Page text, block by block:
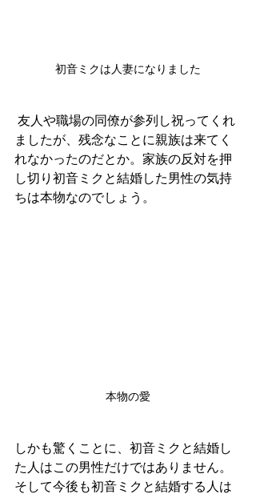
初音ミクは人妻になりました
ましたが、残念なことに親族は来てく
れなかったのだとか。家族の反対を押
し切り初音ミクと結婚した男性の気持
ちは本物なのでしょう。
本物の愛
しかも驚くことに、初音ミクと結婚し
た人はこの男性だけではありません。
そして今後も初音ミクと結婚する人は